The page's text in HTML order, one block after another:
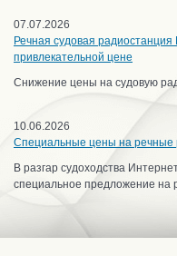
07.07.2026
Речная судовая
привлекательной цене
Снижение цены на судовую
10.06.2026
Специальные цены на речные
В разгар судоходства
специальное предложение на